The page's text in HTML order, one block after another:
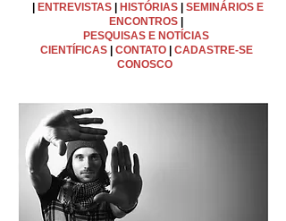
ENTREVISTAS HISTÓRIAS| SEMINÁRIOS E
ENCONTROS
PESQUISAS E NOTÍCIAS
CIENTÍFICAS
CONTATO
CADASTRE-SE
CONOSCO